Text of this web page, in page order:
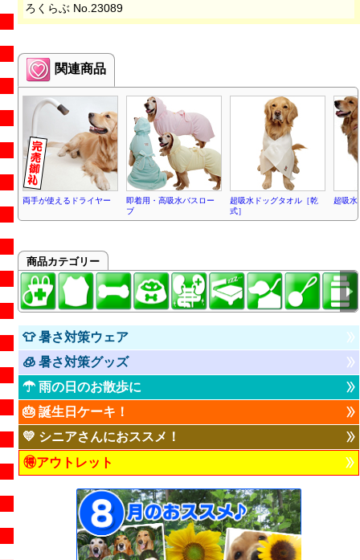
ろくらぶ No.23089
関連商品
両手が使えるドライヤー
即着用・高吸水バスロー
ブ
超吸水ドッグタオル［乾
式］
超吸水
商品カテゴリー
👕 暑さ対策ウェア
🧊 暑さ対策グッズ
☂ 雨の日のお散歩に
🎂 誕生日ケーキ！
💛 シニアさんにおススメ！
🉐アウトレット